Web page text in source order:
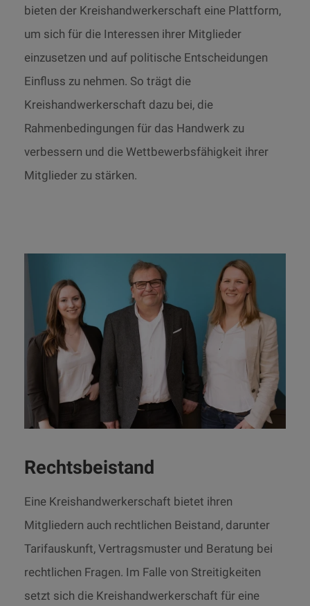
bieten der Kreishandwerkerschaft eine Plattform,
um sich für die Interessen ihrer Mitglieder
einzusetzen und auf politische Entscheidungen
Einfluss zu nehmen. So trägt die
Kreishandwerkerschaft dazu bei, die
Rahmenbedingungen für das Handwerk zu
verbessern und die Wettbewerbsfähigkeit ihrer
Mitglieder zu stärken.
Rechtsbeistand
Eine Kreishandwerkerschaft bietet ihren
Mitgliedern auch rechtlichen Beistand, darunter
Tarifauskunft, Vertragsmuster und Beratung bei
rechtlichen Fragen. Im Falle von Streitigkeiten
setzt sich die Kreishandwerkerschaft für eine